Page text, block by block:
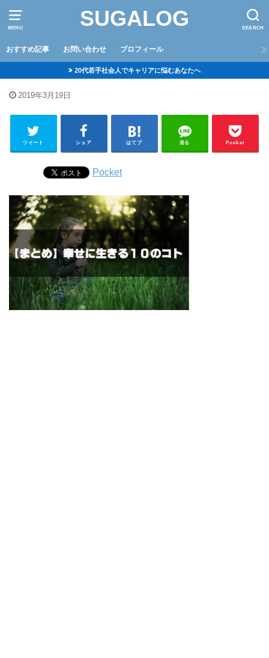
MENU SEARCH
SUGALOG
おすすめ記事 お問い合わせ プロフィール
20代若手社会人でキャリアに悩むあなたへ
2019年3月19日
ツイート シェア はてブ 送る Pocket
Pocket